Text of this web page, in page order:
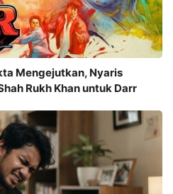
Mengejutkan, Nyaris
Rukh Khan untuk Darr